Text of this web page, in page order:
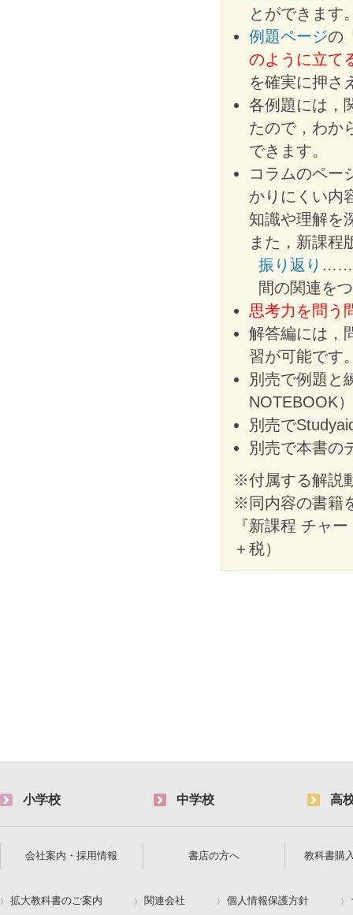
とができます
例題ページの
のように立て
を確実に押さ
各例題には，
たので，わか
できます。
コラムのペー
かりにくい内
知識や理解を
また，新課程
振り返り ……
間の関連を
思考力を問う
解答編には，
習が可能です
別売で例題と
NOTEBOOK
別売で
別売で本書の
※付属する解説
※同内容の書籍
『新課程 チャ
＋税）
小学校 中学校 高
会社案内・採用情報 書店の方へ 教科書購
拡大教科書のご案内 関連会社 個人情報保護方針